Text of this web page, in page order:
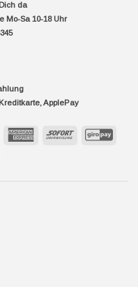
da
Mo-Sa 10-18 Uhr
ApplePay
Visa
AmericanSofort